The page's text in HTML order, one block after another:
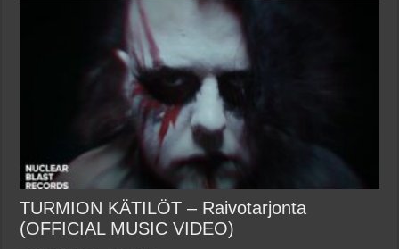
TURMION KÄTILÖT – Raivotarjonta
(OFFICIAL MUSIC VIDEO)